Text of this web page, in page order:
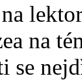
na
se